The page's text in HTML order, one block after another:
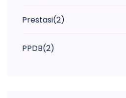
Prestasi(2)
PPDB(2)